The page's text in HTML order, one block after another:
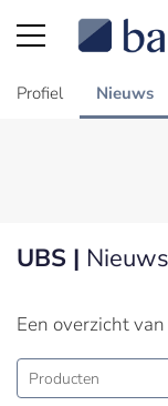
Profiel Nieuws
UBS |
Een overzicht
Producten